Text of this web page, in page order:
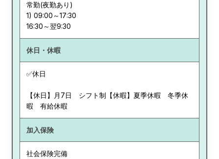
常勤(夜勤あり)
1) 09:00～17:30
休日・休暇
✅休日
【休日】月7日 シフト制【休暇】夏季休暇 冬季休
暇 有給休暇
加入保険
社会保険完備